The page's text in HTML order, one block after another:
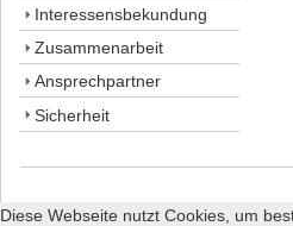
Interessensbekundung
Zusammenarbeit
Ansprechpartner
Sicherheit
Diese Webseite nutzt Cookies, um